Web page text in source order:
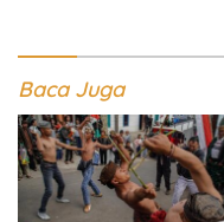
Baca Juga